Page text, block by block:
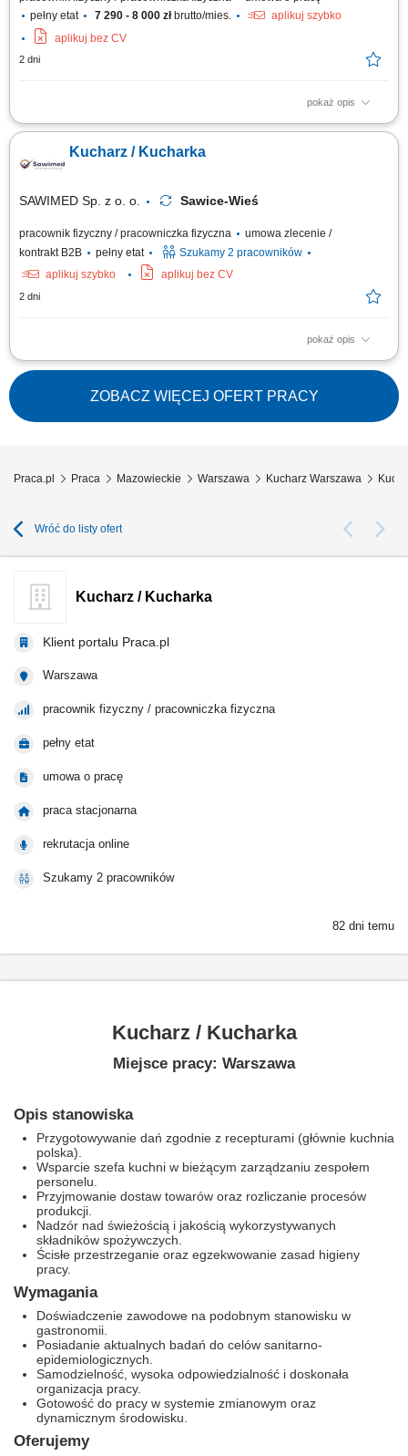
pełny etat
7 290 - 8 000 złbrutto/mies.
aplikuj szybko
aplikuj bez CV
2 dni
pokaż opis
Opis stanowiska Aktywny udział w codziennym przygotowywaniu potraw
surowców oraz estetyczne serwowanie dań. Wsparcie w bieżących
pracach na zapleczu kuchennym oraz dbanie o porządek na stanowisku.
Kucharz / Kucharka
SAWIMED Sp. z o. o. Sawice-Wieś
pracownik fizyczny / pracowniczka fizyczna
umowa zlecenie /
kontrakt B2B
pełny etat
Szukamy 2 pracowników
aplikuj szybko
aplikuj bez CV
2 dni
pokaż opis
Opis stanowiska Przygotowywanie posiłków zgodnie z jadłospisem;
Dbanie o wysoką jakość i estetykę wydawanych posiłków; Przestrzeganie
zasad higieny oraz systemu HACCP; Utrzymywanie porządku na
stanowisku pracy; Współpraca z zespołem kuchni;
ZOBACZ WIĘCEJ OFERT PRACY
Praca.pl Praca Mazowieckie Warszawa Kucharz Warszawa
Wróć do listy ofert
Kucharz / Kucharka
Klient portalu Praca.pl
Warszawa
pracownik fizyczny / pracowniczka fizyczna
pełny etat
umowa o pracę
praca stacjonarna
rekrutacja online
Szukamy 2 pracowników
82 dni temu
Kucharz / Kucharka
Miejsce pracy: Warszawa
Opis stanowiska
Przygotowywanie dań zgodnie z recepturami (głównie kuchnia
polska).
Wsparcie szefa kuchni w bieżącym zarządzaniu zespołem
personelu.
Przyjmowanie dostaw towarów oraz rozliczanie procesów
produkcji.
Nadzór nad świeżością i jakością wykorzystywanych
składników spożywczych.
Ścisłe przestrzeganie oraz egzekwowanie zasad higieny
pracy.
Wymagania
Doświadczenie zawodowe na podobnym stanowisku w
gastronomii.
Posiadanie aktualnych badań do celów sanitarno-
epidemiologicznych.
Samodzielność, wysoka odpowiedzialność i doskonała
organizacja pracy.
Gotowość do pracy w systemie zmianowym oraz
dynamicznym środowisku.
Oferujemy